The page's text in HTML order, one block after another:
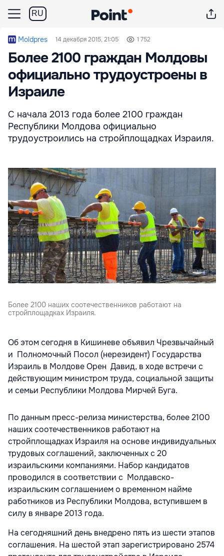
RU
Moldpres 14 декабря 2015, 21:05 1 752
Более 2100 граждан Молдовы
официально трудоустроены в
Израиле
С начала 2013 года более 2100 граждан
Республики Молдова официально
трудоустроились на стройплощадках Израиля.
Более 2100 наших соотечественников работают на
стройплощадках Израиля.
Об этом сегодня в Кишиневе объявил Чрезвычайный
и Полномочный Посол (нерезидент) Государства
Израиль в Молдове Орен Давид, в ходе встречи с
действующим министром труда, социальной защиты
и семьи Республики Молдова Мирчей Буга.
По данным пресс-релиза министерства, более 2100
наших соотечественников работают на
стройплощадках Израиля на основе индивидуальных
трудовых соглашений, заключенных с 20
израильскими компаниями. Набор кандидатов
проводился в соответствии с Молдавско-
израильским соглашением о временном найме
работников из Республики Молдова, вступившем в
силу в январе 2013 года.
На сегодняшний день внедрено пять из шести этапов
соглашения. На шестой этап зарегистрировано 2574